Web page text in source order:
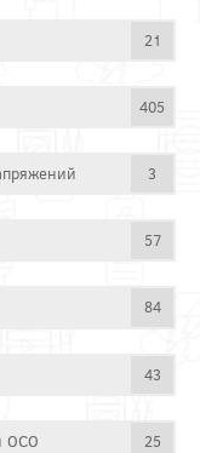
21
405
3
57
84
43
ОСО 25